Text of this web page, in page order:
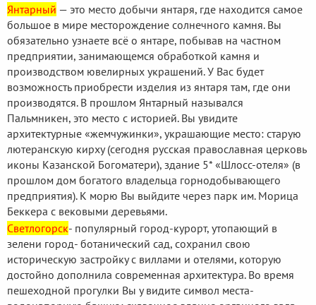
Янтарный — это место добычи янтаря, где находится самое
большое в мире месторождение солнечного камня. Вы
обязательно узнаете всё о янтаре, побывав на частном
предприятии, занимающемся обработкой камня и
производством ювелирных украшений. У Вас будет
возможность приобрести изделия из янтаря там, где они
производятся. В прошлом Янтарный назывался
Пальмникен, это место с историей. Вы увидите
архитектурные «жемчужинки», украшающие место: старую
лютеранскую кирху (сегодня русская православная церковь
иконы Казанской Богоматери), здание 5* «Шлосс-отеля» (в
прошлом дом богатого владельца горнодобывающего
предприятия). К морю Вы выйдите через парк им. Морица
Беккера с вековыми деревьями.
Светлогорск- популярный город-курорт, утопающий в
зелени город- ботанический сад, сохранил свою
историческую застройку с виллами и отелями, которую
достойно дополнила современная архитектура. Во время
пешеходной прогулки Вы у видите символ места-